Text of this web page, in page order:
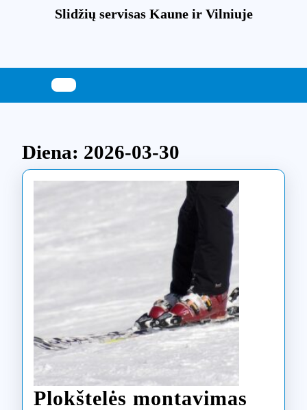
Slidžių servisas Kaune ir Vilniuje
Diena: 2026-03-30
Plokštelės montavimas